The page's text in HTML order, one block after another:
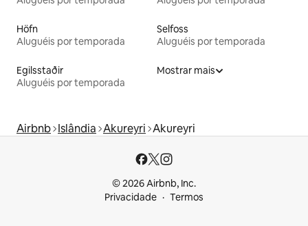
Höfn
Aluguéis por temporada
Selfoss
Aluguéis por temporada
Egilsstaðir
Aluguéis por temporada
Mostrar mais
Airbnb Islândia Akureyri Akureyri
© 2026 Airbnb, Inc.
Privacidade
Termos